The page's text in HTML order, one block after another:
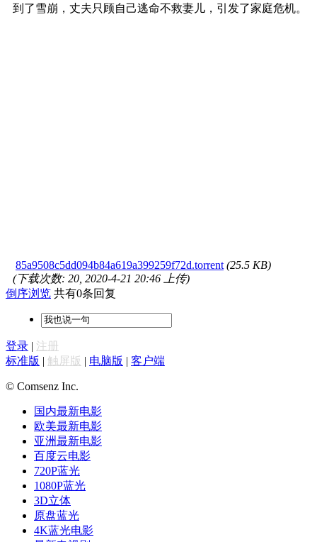
到了雪崩，丈夫只顾自己逃命不救妻儿，引发了家庭危机。
85a9508c5dd094b84a619a399259f72d.torrent (25.5 KB)
(下载次数: 20, 2020-4-21 20:46 上传)
倒序浏览 共有0条回复
登录 | 注册
标准版 | 触屏版 | 电脑版 | 客户端
© Comsenz Inc.
国内最新电影
欧美最新电影
亚洲最新电影
百度云电影
720P蓝光
1080P蓝光
3D立体
原盘蓝光
4K蓝光电影